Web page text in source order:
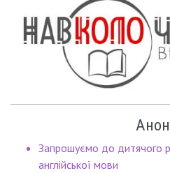
Запрошуємо до дитячого
англійської мови